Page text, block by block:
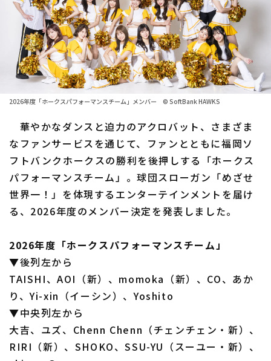
日程・結果
順位表･成績
1軍公式戦
ファーム東地区
交流戦
選手名鑑
北海道日本ハムファイターズ
東北楽天ゴールデンイーグルス
埼玉西武ライオンズ
千葉ロッテマリーンズ
福岡ソフトバンクホークス
ニュース
設定
2026年度「ホークスパフォーマンスチーム」メンバー © SoftBank HAWKS
華やかなダンスと迫力のアクロバット、さまざま
なファンサービスを通じて、ファンとともに福岡ソ
フトバンクホークスの勝利を後押しする「ホークス
パフォーマンスチーム」。球団スローガン「めざせ
世界一！」を体現するエンターテインメントを届け
る、2026年度のメンバー決定を発表しました。
2026年度「ホークスパフォーマンスチーム」
▼後列左から
TAISHI、AOI（新）、momoka（新）、CO、あか
り、Yi-xin（イーシン）、Yoshito
▼中央列左から
大吉、ユズ、Chenn Chenn（チェンチェン・新）、
RIRI（新）、SHOKO、SSU-YU（スーユー・新）、